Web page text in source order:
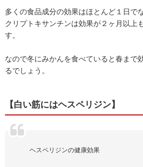
多くの食品成分の効果はほとんど１日で
クリプトキサンチンは効果が２ヶ月以上
す。
なので冬にみかんを食べていると春まで
るでしょう。
【白い筋にはヘスペリジン】
ヘスペリジンの健康効果